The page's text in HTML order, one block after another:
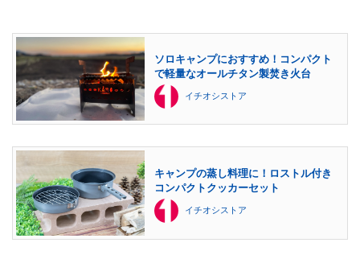
ソロキャンプにおすすめ！コンパクト
で軽量なオールチタン製焚き火台
イチオシストア
キャンプの蒸し料理に！ロストル付き
コンパクトクッカーセット
イチオシストア